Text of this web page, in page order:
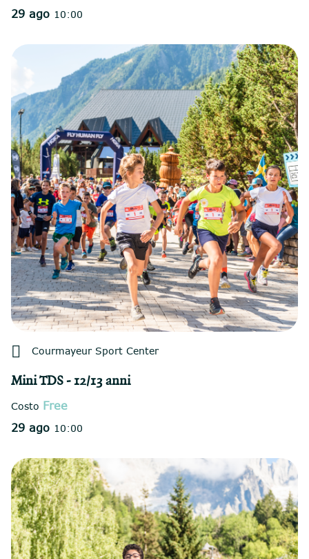
29 ago 10:00
 Courmayeur Sport Center
Mini TDS - 12/13 anni
Costo Free
29 ago 10:00